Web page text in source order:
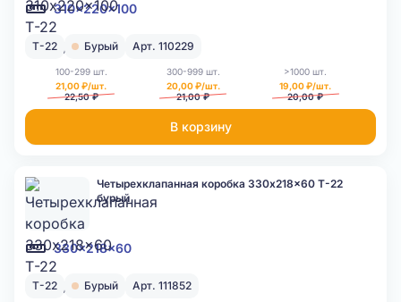
310x220x100
Т-22 Бурый Арт. 110229
100-299 шт.
21,00 ₽/шт.
22,50 ₽
300-999 шт.
20,00 ₽/шт.
21,00 ₽
>1000 шт.
19,00 ₽/шт.
20,00 ₽
В корзину
330x218x60
Четырехклапанная коробка 330x218x60 Т-22
бурый
Т-22 Бурый Арт. 111852